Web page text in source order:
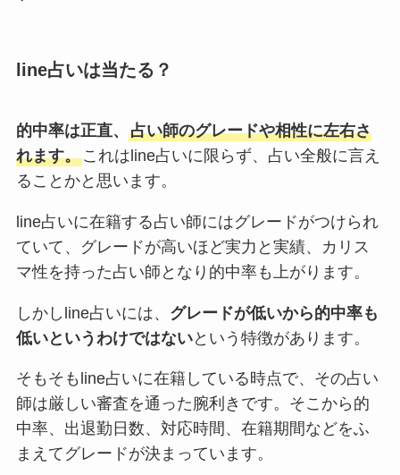
line占いは当たる？
的中率は正直、 占い師のグレードや相性に左右さ
れます。これはline占いに限らず、占い全般に言え
ることかと思います。
line占いに在籍する占い師にはグレードがつけられ
ていて、グレードが高いほど実力と実績、カリス
マ性を持った占い師となり的中率も上がります。
しかしline占いには、 グレードが低いから的中率も
低いというわけではないという特徴があります。
そもそもline占いに在籍している時点で、その占い
師は厳しい審査を通った腕利きです。そこから的
中率、出退勤日数、対応時間、在籍期間などをふ
まえてグレードが決まっています。